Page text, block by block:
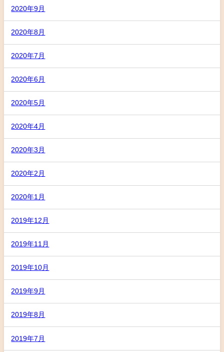
2020年9月
2020年8月
2020年7月
2020年6月
2020年5月
2020年4月
2020年3月
2020年2月
2020年1月
2019年12月
2019年11月
2019年10月
2019年9月
2019年8月
2019年7月